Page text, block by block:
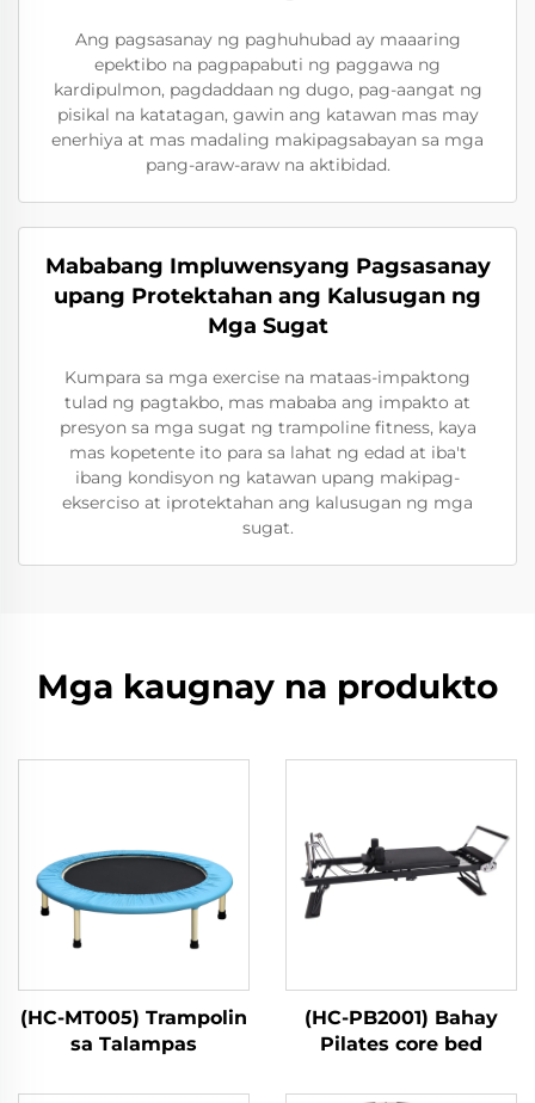
Ang pagsasanay ng paghuhubad ay maaaring
epektibo na pagpapabuti ng paggawa ng
kardipulmon, pagdaddaan ng dugo, pag-aangat ng
pisikal na katatagan, gawin ang katawan mas may
enerhiya at mas madaling makipagsabayan sa mga
pang-araw-araw na aktibidad.
Mababang Impluwensyang Pagsasanay
upang Protektahan ang Kalusugan ng
Mga Sugat
Kumpara sa mga exercise na mataas-impaktong
tulad ng pagtakbo, mas mababa ang impakto at
presyon sa mga sugat ng trampoline fitness, kaya
mas kopetente ito para sa lahat ng edad at iba't
ibang kondisyon ng katawan upang makipag-
ekserciso at iprotektahan ang kalusugan ng mga
sugat.
Mga kaugnay na produkto
(HC-MT005) Trampolin
sa Talampas
(HC-PB2001) Bahay
Pilates core bed